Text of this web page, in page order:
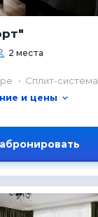
2 места
Сплит-система
и цены